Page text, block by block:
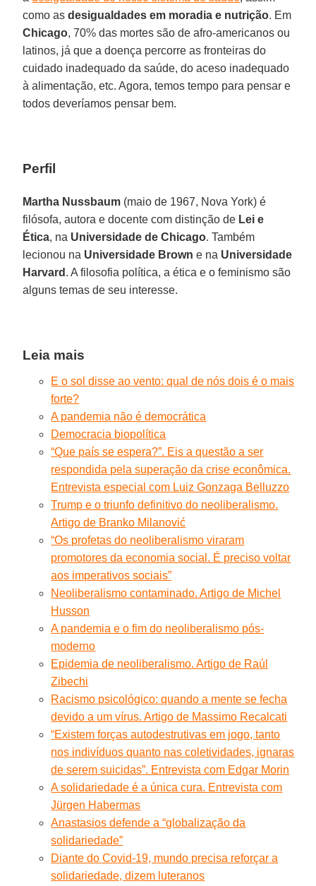
como asdesigualdades em moradia e nutrição. Em
Chicago, 70% das mortes são de afro-americanos ou
latinos, já que a doença percorre as fronteiras do
cuidado inadequado da saúde, do aceso inadequado
à alimentação, etc. Agora, temos tempo para pensar e
todos deveríamos pensar bem.
Perfil
Martha Nussbaum (maio de 1967, Nova York) é
filósofa, autora e docente com distinção de Lei e
Ética, na Universidade de Chicago. Também
lecionou na Universidade Brown e na Universidade
Harvard . A filosofia política, a ética e o feminismo são
alguns temas de seu interesse.
Leia mais
E o sol disse ao vento: qual de nós dois é o mais
forte?
A pandemia não é democrática
Democracia biopolítica
“Que país se espera?”. Eis a questão a ser
respondida pela superação da crise econômica.
Entrevista especial com Luiz Gonzaga Belluzzo
Trump e o triunfo definitivo do neoliberalismo.
Artigo de Branko Milanović
“Os profetas do neoliberalismo viraram
promotores da economia social. É preciso voltar
aos imperativos sociais”
Neoliberalismo contaminado. Artigo de Michel
Husson
A pandemia e o fim do neoliberalismo pós-
moderno
Epidemia de neoliberalismo. Artigo de Raúl
Zibechi
Racismo psicológico: quando a mente se fecha
devido a um vírus. Artigo de Massimo Recalcati
“Existem forças autodestrutivas em jogo, tanto
nos indivíduos quanto nas coletividades, ignaras
de serem suicidas”. Entrevista com Edgar Morin
A solidariedade é a única cura. Entrevista com
Jürgen Habermas
Anastasios defende a “globalização da
solidariedade”
Diante do Covid-19, mundo precisa reforçar a
solidariedade, dizem luteranos